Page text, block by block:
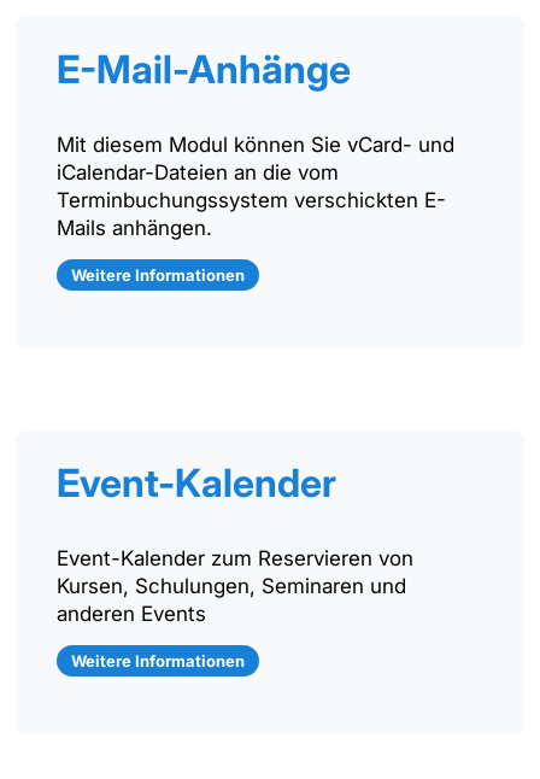
E-Mail-Anhänge
Mit diesem Modul können Sie vCard- und
iCalendar-Dateien an die vom
Terminbuchungssystem verschickten E-
Mails anhängen.
Weitere Informationen
Event-Kalender
Event-Kalender zum Reservieren von
Kursen, Schulungen, Seminaren und
anderen Events
Weitere Informationen